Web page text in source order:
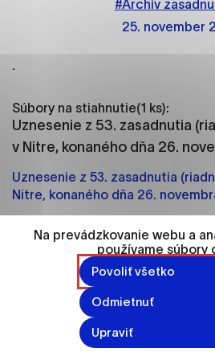
25. november
#Archív
.
Súbory na stiahnutie(1 ks):
Uznesenie z 53. zasadnutia
v Nitre, konaného dňa 26.
Uznesenie z 53. zasadnutia
Nitre, konaného dňa 26.
Vytvorené: 25. 11. 2013
Na prevádzkovanie webu a
používame súbory
Povoliť všetko
Odmietnuť
Upraviť
ako je navigácia na stránke a
zabezpečeným oblastiam
Analytické cookies
Analytické cookies pomáhajú
stránok pochopiť, ako
ponúknuť im lepšiu skúsenosť.
zbierajú anonymne a nie je
konkrétnou osobou.
Označiť všetko
Uložiť nastavenia
Viac informácií